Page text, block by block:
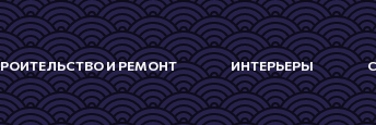
И РЕМОНТ ИНТЕРЬЕРЫ